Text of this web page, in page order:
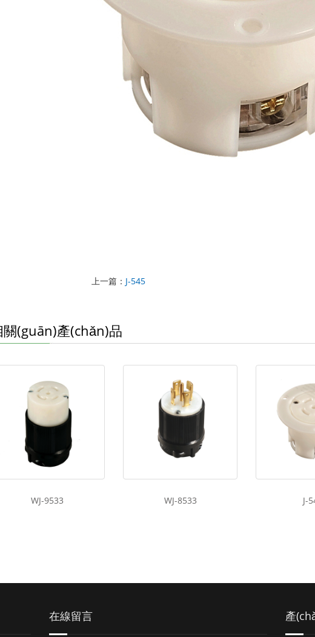
上一篇： J-545
關(guān)產(chǎn)品
WJ-9533 WJ-8533 J-
在線留言 產